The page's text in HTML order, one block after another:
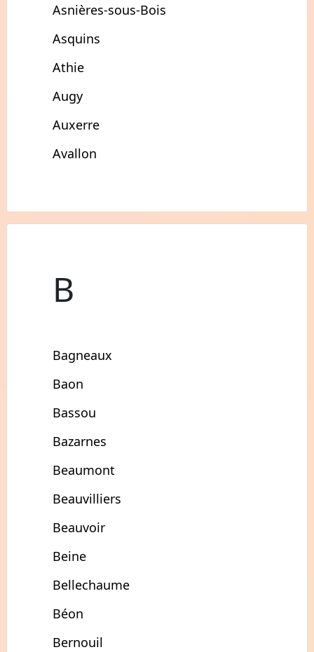
Asnières-sous-Bois
Asquins
Athie
Augy
Auxerre
Avallon
B
Bagneaux
Baon
Bassou
Bazarnes
Beaumont
Beauvilliers
Beauvoir
Beine
Bellechaume
Béon
Bernouil